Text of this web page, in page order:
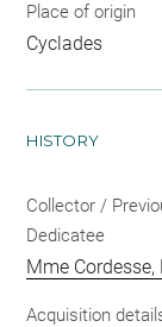
Place of origin
Cyclades
HISTORY
Collector /
Dedicatee
Mme Cordesse,
Acquisition